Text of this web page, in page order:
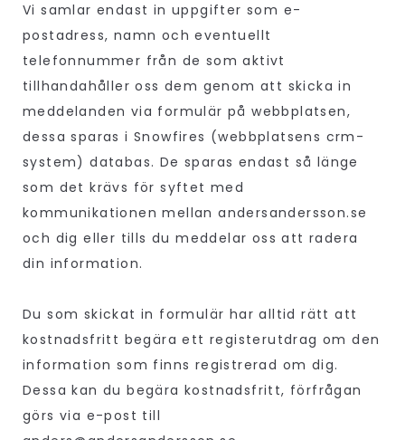
Vi samlar endast in uppgifter som e-
postadress, namn och eventuellt
telefonnummer från de som aktivt
tillhandahåller oss dem genom att skicka in
meddelanden via formulär på webbplatsen,
dessa sparas i Snowfires (webbplatsens crm-
system) databas. De sparas endast så länge
som det krävs för syftet med
kommunikationen mellan andersandersson.se
och dig eller tills du meddelar oss att radera
din information.
Du som skickat in formulär har alltid rätt att
kostnadsfritt begära ett registerutdrag om den
information som finns registrerad om dig.
Dessa kan du begära kostnadsfritt, förfrågan
görs via e-post till